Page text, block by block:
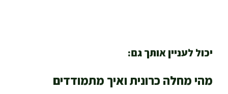
יכול לעניין אותך גם:
מהי מחלה כרונית ואיך מתמודדים